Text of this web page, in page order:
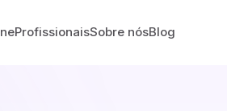
ProfissionaisSobre nósBlog